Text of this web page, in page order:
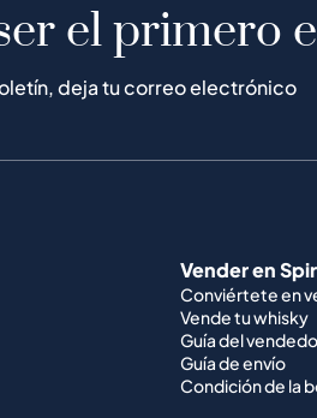
el primero
deja tu correo electrónico
Vender en
Conviértete en
Vende tu whisky
Guía del
Guía de envío
Condición de la